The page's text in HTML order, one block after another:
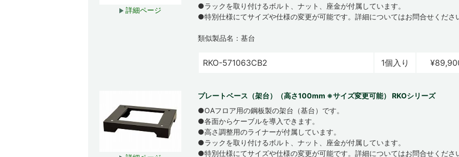
詳細ページ
●ラックを取り付けるボルト、ナット、座金が付属しています。
●特別仕様にてサイズや仕様の変更が可能です。詳細についてはお問合せくださ
類似製品名：基台
RKO-571063CB2 1個入り
プレートベース（架台）（高さ100mm ※サイズ変更可能） RKOシリーズ
●OAフロア用の鋼板製の架台（基台）です。
●各面からケーブルを導入できます。
●高さ調整用のライナーが付属しています。
●ラックを取り付けるボルト、ナット、座金が付属しています。
●特別仕様にてサイズや仕様の変更が可能です。詳細についてはお問合せくださ